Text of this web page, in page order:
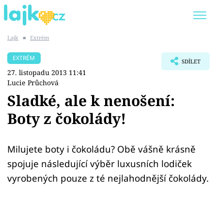
SHOPAHOLICADEL
Témata
Showbyznys
Youtubeři
Lajk ■ Extrém
EXTRÉM
27. listopadu 2013 11:41
Lucie Průchová
SDÍLET
Sladké, ale k nenošení:
Boty z čokolády!
Milujete boty i čokoládu? Obě vášně krásně
spojuje následující výběr luxusních lodiček
vyrobených pouze z té nejlahodnější čokolády.